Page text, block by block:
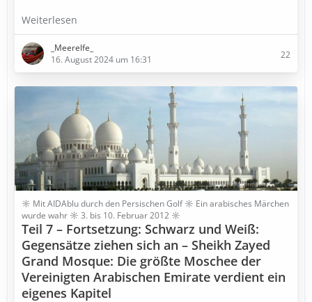
Weiterlesen
_Meerelfe_
16. August 2024 um 16:31
22
☼ Mit AIDAblu durch den Persischen Golf ☼ Ein arabisches Märchen
wurde wahr ☼ 3. bis 10. Februar 2012 ☼
Teil 7 – Fortsetzung: Schwarz und Weiß:
Gegensätze ziehen sich an – Sheikh Zayed
Grand Mosque: Die größte Moschee der
Vereinigten Arabischen Emirate verdient ein
eigenes Kapitel